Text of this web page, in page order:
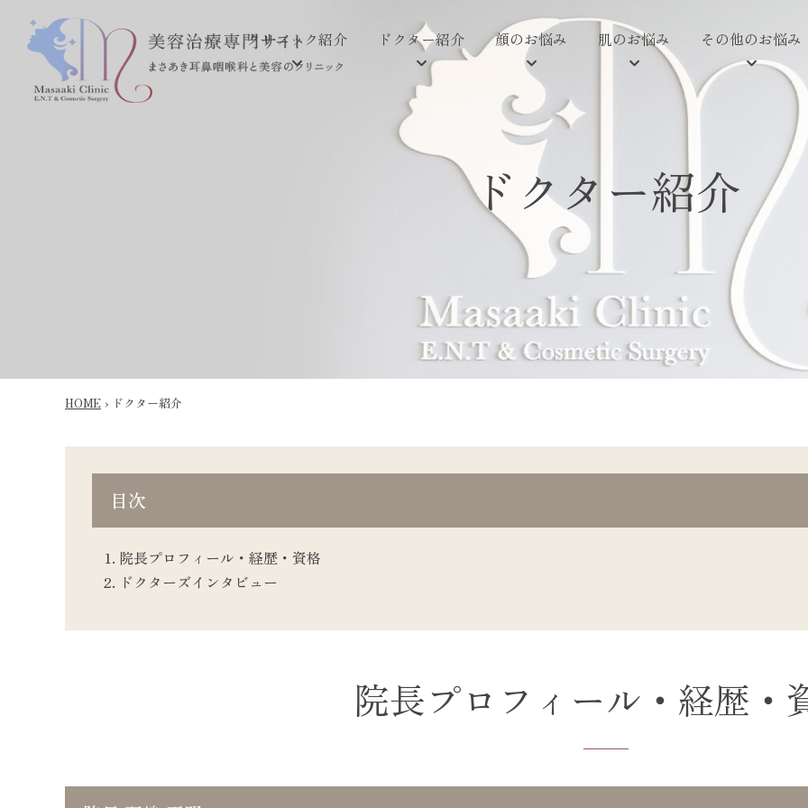
クリニック紹介 ドクター紹介 顔のお悩み 肌のお悩み その他のお悩み
ドクター紹介
HOME › ドクター紹介
目次
院長プロフィール・経歴・資格
ドクターズインタビュー
院長プロフィール・経歴・